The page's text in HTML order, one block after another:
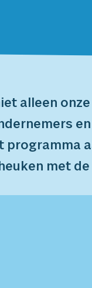
alleen
met